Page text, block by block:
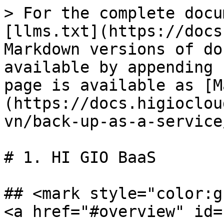
> For the complete
[llms.txt](https://
Markdown versions of
available by
page is available as
(https://
vn/back-up-as-a-
# 1. HI GIO BaaS
## <mark
<a href="#overview"